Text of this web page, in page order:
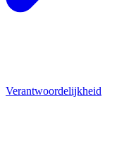
Verantwoordelijkheid